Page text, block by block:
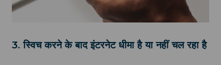
3. स्विच करने के बाद इंटरनेट धीमा है या नहीं चल रहा है